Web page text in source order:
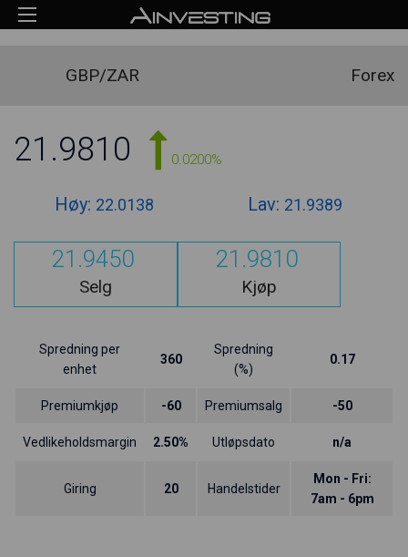
GBP/ZAR Forex
21.9810 0.0200%
Høy: 22.0138 Lav: 21.9389
21.9450
Selg
21.9810
Kjøp
Spredning per
enhet
360
Spredning
(%)
0.17
Premiumkjøp -60 Premiumsalg -50
Vedlikeholdsmargin 2.50% Utløpsdato n/a
Giring 20 Handelstider
Mon - Fri:
7am - 6pm